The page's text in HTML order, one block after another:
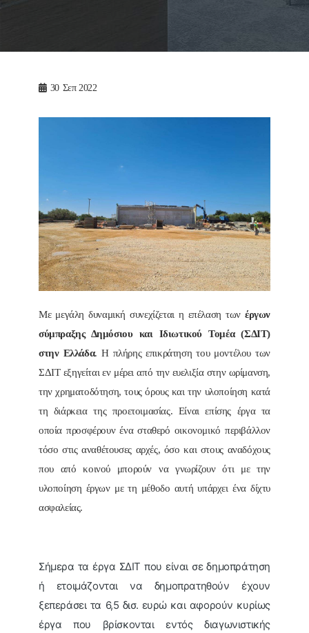
30 Σεπ 2022
Με μεγάλη δυναμική συνεχίζεται η επέλαση των έργων
σύμπραξης Δημόσιου και Ιδιωτικού Τομέα (ΣΔΙΤ)
στην Ελλάδα. Η πλήρης επικράτηση του μοντέλου των
ΣΔΙΤ εξηγείται εν μέρει από την ευελιξία στην ωρίμανση,
την χρηματοδότηση, τους όρους και την υλοποίηση κατά
τη διάρκεια της προετοιμασίας. Είναι επίσης έργα τα
οποία προσφέρουν ένα σταθερό οικονομικό περιβάλλον
τόσο στις αναθέτουσες αρχές, όσο και στους αναδόχους
που από κοινού μπορούν να γνωρίζουν ότι με την
υλοποίηση έργων με τη μέθοδο αυτή υπάρχει ένα δίχτυ
ασφαλείας.
Σήμερα τα έργα ΣΔΙΤ που είναι σε δημοπράτηση
ή ετοιμάζονται να δημοπρατηθούν έχουν
ξεπεράσει τα 6,5 δισ. ευρώ και αφορούν κυρίως
έργα που βρίσκονται εντός διαγωνιστικής